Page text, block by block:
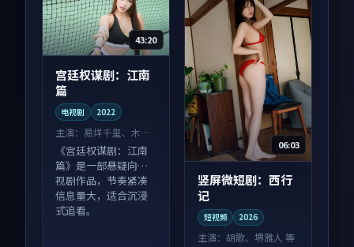
43:20
宫廷权谋剧：江南
篇
电视剧 2022
主演： 易烊千玺、木村
拓哉 等
《宫廷权谋剧：江南
篇》是一部悬疑向电
视剧作品，节奏紧凑
信息量大，适合沉浸
式追看。
06:03
竖屏微短剧：西行
记
短视频 2026
主演： 胡歌、堺雅人 等